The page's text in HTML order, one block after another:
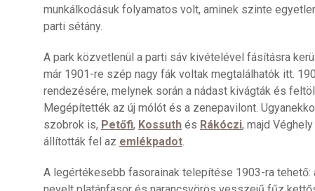
munkálkodásuk folyamatos volt, aminek szinte
parti sétány.
A park közvetlenül a parti sáv kivételével fásításra
már 1901-re szép nagy fák voltak megtalálhatók itt.
rendezésére, melynek során a nádast kivágták és
Megépítették az új mólót és a zenepavilont.
szobrok is, Petőfi, Kossuth és Rákóczi, majd
állították fel az emlékpadot.
A legértékesebb fasorainak telepítése 1903-ra tehető: